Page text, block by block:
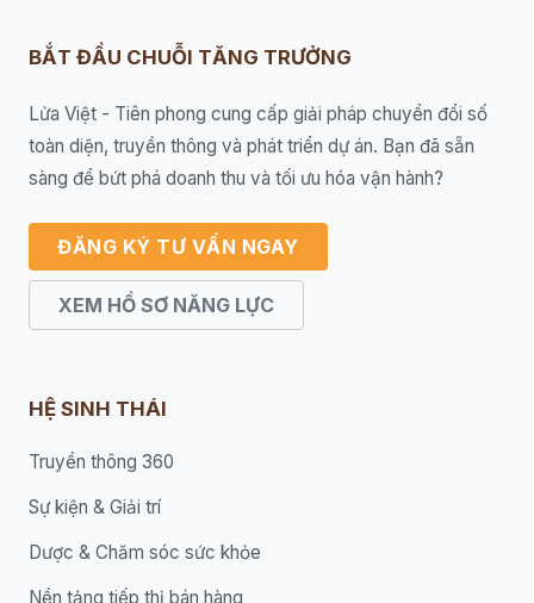
BẮT ĐẦU CHUỖI TĂNG TRƯỞNG
Lửa Việt - Tiên phong cung cấp giải pháp chuyển đổi số
toàn diện, truyền thông và phát triển dự án. Bạn đã sẵn
sàng để bứt phá doanh thu và tối ưu hóa vận hành?
ĐĂNG KÝ TƯ VẤN NGAY
XEM HỒ SƠ NĂNG LỰC
HỆ SINH THÁI
Truyền thông 360
Sự kiện & Giải trí
Dược & Chăm sóc sức khỏe
Nền tảng tiếp thị bán hàng